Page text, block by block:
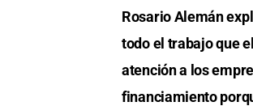
Rosario Alemán
todo el trabajo que
atención a los
financiamiento